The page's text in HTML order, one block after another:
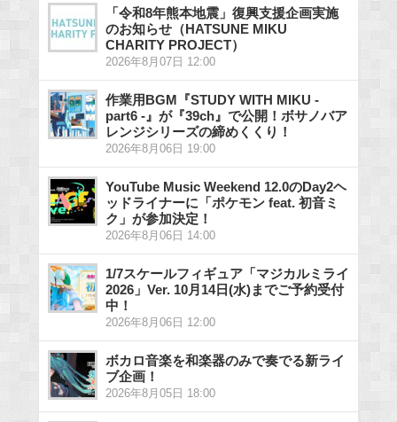
「令和8年熊本地震」復興支援企画実施
のお知らせ（HATSUNE MIKU
CHARITY PROJECT）
2026年8月07日 12:00
作業用BGM『STUDY WITH MIKU -
part6 -』が『39ch』で公開！ボサノバア
レンジシリーズの締めくくり！
2026年8月06日 19:00
YouTube Music Weekend 12.0のDay2ヘ
ッドライナーに「ポケモン feat. 初音ミ
ク」が参加決定！
2026年8月06日 14:00
1/7スケールフィギュア「マジカルミライ
2026」Ver. 10月14日(水)までご予約受付
中！
2026年8月06日 12:00
ボカロ音楽を和楽器のみで奏でる新ライ
ブ企画！
2026年8月05日 18:00